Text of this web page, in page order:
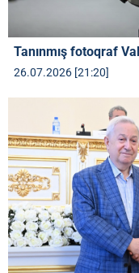
Tanınmış fotoqraf
26.07.2026 [21:20]